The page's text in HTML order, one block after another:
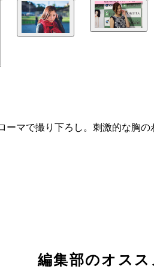
マで撮り下ろし。刺激的な胸
編集部のオスス